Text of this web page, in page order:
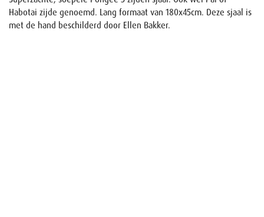
Habotai zijde genoemd. Lang formaat van 180x45cm. Deze sjaal is
met de hand beschilderd door Ellen Bakker.